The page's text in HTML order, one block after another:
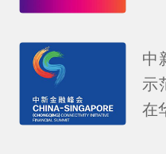
中
示
在